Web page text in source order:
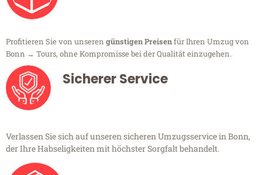
Profitieren Sie von unseren günstigen Preisenfür Ihren Umzug von
Bonn → Tours, ohne Kompromisse bei der Qualität einzugehen.
Sicherer Service
Verlassen Sie sich auf unseren sicheren Umzugsservice in Bonn,
der Ihre Habseligkeiten mit höchster Sorgfalt behandelt.